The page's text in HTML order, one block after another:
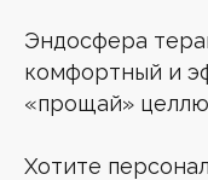
Эндосфера
комфортный и
«прощай»
Хотите